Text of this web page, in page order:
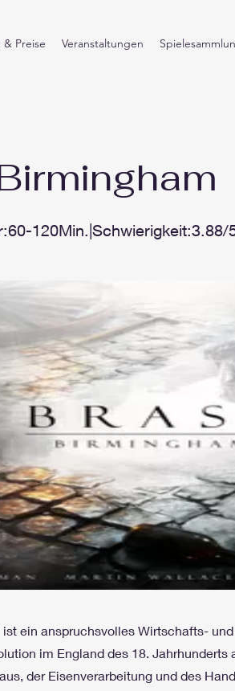
Preise Veranstaltungen
120Min.|Schwierigkeit:3.88/
ein anspruchsvolles Wirtschafts-
im England des 18. Jahrhunderts
der Eisenverarbeitung und des